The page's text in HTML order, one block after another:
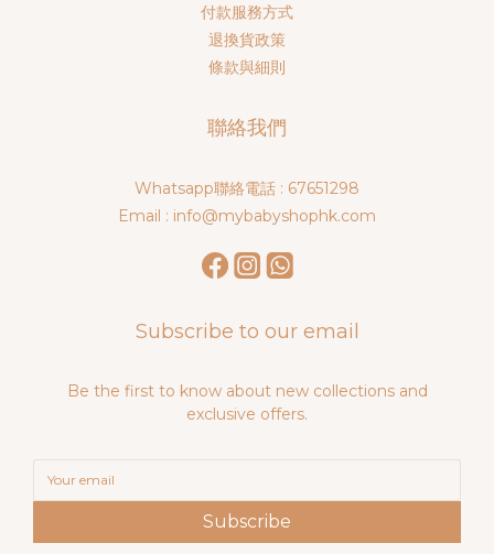
付款服務方式
退換貨政策
條款與細則
聯絡我們
Whatsapp聯絡電話 : 67651298
Email : info@mybabyshophk.com
Subscribe to our email
Be the first to know about new collections and
exclusive offers.
Subscribe